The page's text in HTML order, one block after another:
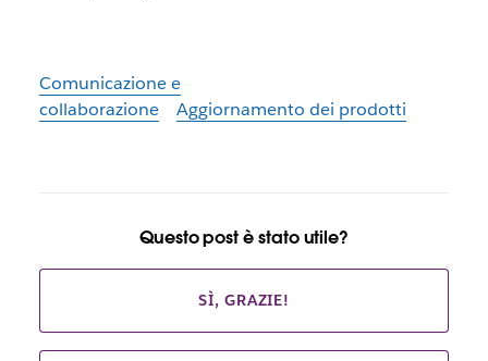
Comunicazione e
collaborazione
Aggiornamento dei prodotti
Questo post è stato utile?
SÌ, GRAZIE!